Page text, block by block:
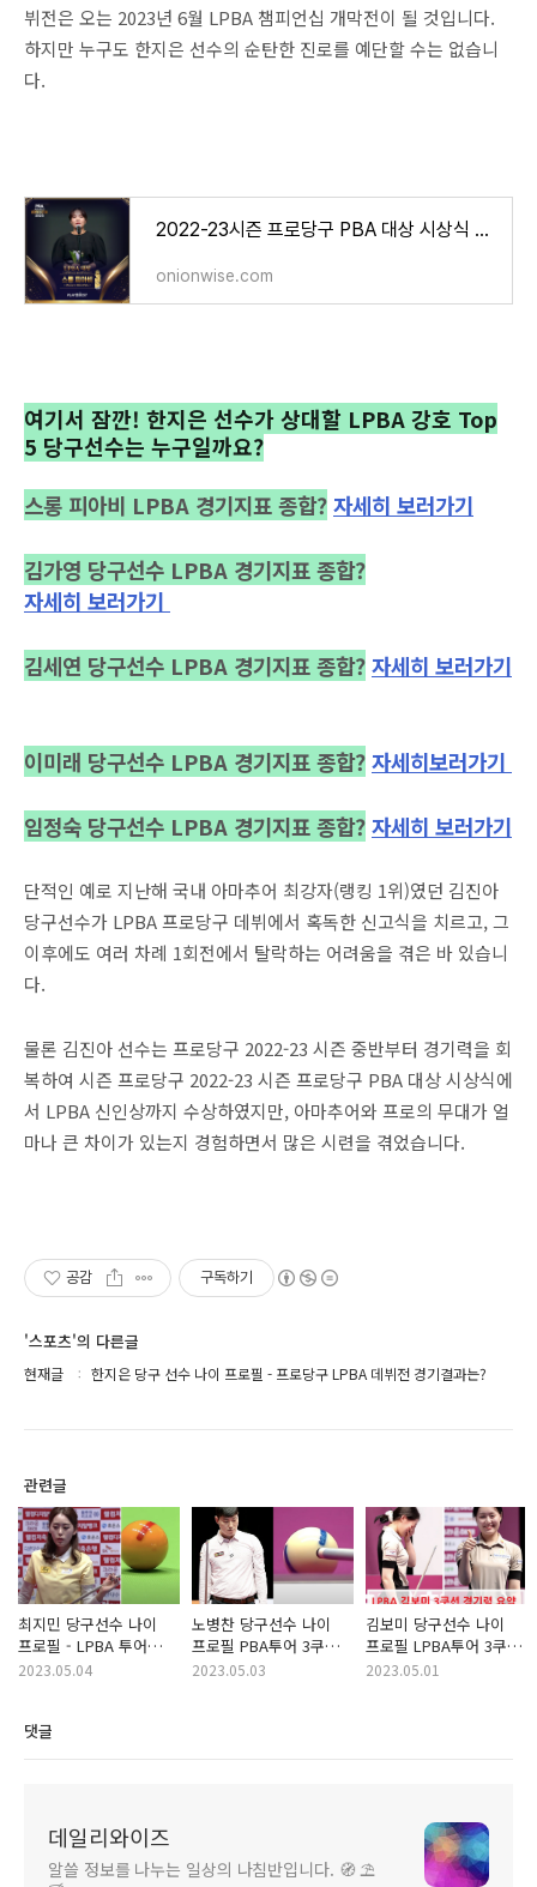
뷔전은 오는 2023년 6월 LPBA 챔피언십 개막전이 될 것입니다.
하지만 누구도 한지은 선수의 순탄한 진로를 예단할 수는 없습니
다.
2022-23시즌 프로당구 PBA 대상 시상식 수상자 명단 - 조재호 스롱 피아비 쿠드롱 강민구 김진아 엄
onionwise.com
여기서 잠깐! 한지은 선수가 상대할 LPBA 강호 Top
5 당구선수는 누구일까요?
스롱 피아비 LPBA 경기지표 종합?자세히 보러가기
김가영 당구선수 LPBA 경기지표 종합?
자세히 보러가기
김세연 당구선수 LPBA 경기지표 종합?자세히 보러가기
이미래 당구선수 LPBA 경기지표종합?자세히보러가기
임정숙 당구선수 LPBA 경기지표 종합?자세히 보러가기
단적인 예로 지난해 국내 아마추어 최강자(랭킹 1위)였던 김진아
당구선수가 LPBA 프로당구 데뷔에서 혹독한 신고식을 치르고, 그
이후에도 여러 차례 1회전에서 탈락하는 어려움을 겪은 바 있습니
다.
물론 김진아 선수는 프로당구 2022-23 시즌 중반부터 경기력을 회
복하여 시즌 프로당구 2022-23 시즌 프로당구 PBA 대상 시상식에
서 LPBA 신인상까지 수상하였지만, 아마추어와 프로의 무대가 얼
마나 큰 차이가 있는지 경험하면서 많은 시련을 겪었습니다.
공감 구독하기
'스포츠'의 다른글
현재글 한지은 당구 선수 나이 프로필 - 프로당구 LPBA 데뷔전 경기결과는?
관련글
최지민 당구선수 나이
프로필 - LPBA 투어
여자 당구 랭킹
2023.05.04
노병찬 당구선수 나이
프로필 PBA투어 3쿠션
경기력 요약
2023.05.03
김보미 당구선수 나이
프로필 LPBA투어 3쿠션
경기력 요약
2023.05.01
댓글
데일리와이즈
알쓸 정보를 나누는 일상의 나침반입니다. 🧭 ⛱️